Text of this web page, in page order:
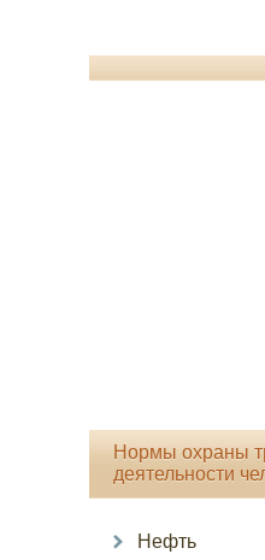
Нормы охраны
деятельности
Нефть